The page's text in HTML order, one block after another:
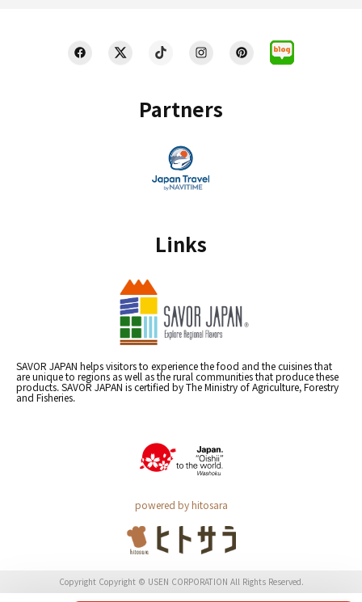
Partners
Links
SAVOR JAPAN helps visitors to experience the food and the cuisines that
are unique to regions as well as the rural communities that produce these
products. SAVOR JAPAN is certified by The Ministry of Agriculture, Forestry
and Fisheries.
powered by hitosara
Copyright Copyright © USEN CORPORATION All Rights Reserved.